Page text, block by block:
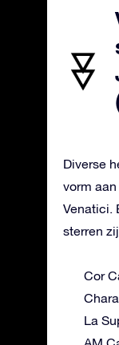
Diverse
vorm
Venatici.
sterren
Cor
Chara
La